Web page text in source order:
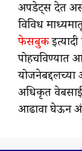
अपडेट्स देत
विविध
फेसबुक
पोहचविण्यात
योजनेबद्दलच्या
अधिकृत
आढावा घेऊन